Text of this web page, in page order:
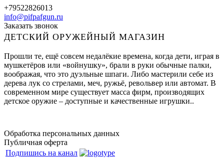
+79522826013
info@pifpafgun.ru
Заказать звонок
ДЕТСКИЙ ОРУЖЕЙНЫЙ МАГАЗИН
Прошли те, ещё совсем недалёкие времена, когда дети, играя в
мушкетёров или «войнушку», брали в руки обычные палки,
воображая, что это дуэльные шпаги. Либо мастерили себе из
дерева лук со стрелами, меч, ружьё, револьвер или автомат. В
современном мире существует масса фирм, производящих
детское оружие – доступные и качественные игрушки..
Обработка персональных данных
Публичная оферта
Подпишись на канал